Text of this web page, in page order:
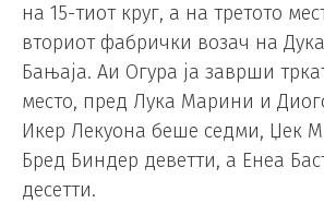
на 15-тиот круг, а на третото
вториот фабрички возач на
Бањаја. Аи Огура ја заврши
место, пред Лука Марини и
Икер Лекуона беше седми, Џек
Бред Биндер деветти, а Енеа
десетти.